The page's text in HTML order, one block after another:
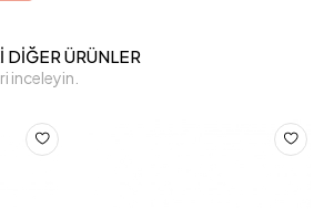
DİĞER ÜRÜNLER
inceleyin.